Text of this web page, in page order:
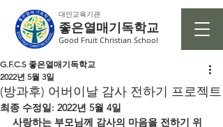
대안교육기관
좋은열매기독학교
Good Fruit Christian School
(방과후) 어버이날 감사 전하기 프로젝트
G.F.C.S 좋은열매기독학교
2022년 5월 3일
최종 수정일: 2022년 5월 4일
사랑하는 부모님께 감사의 마음을 전하기 위